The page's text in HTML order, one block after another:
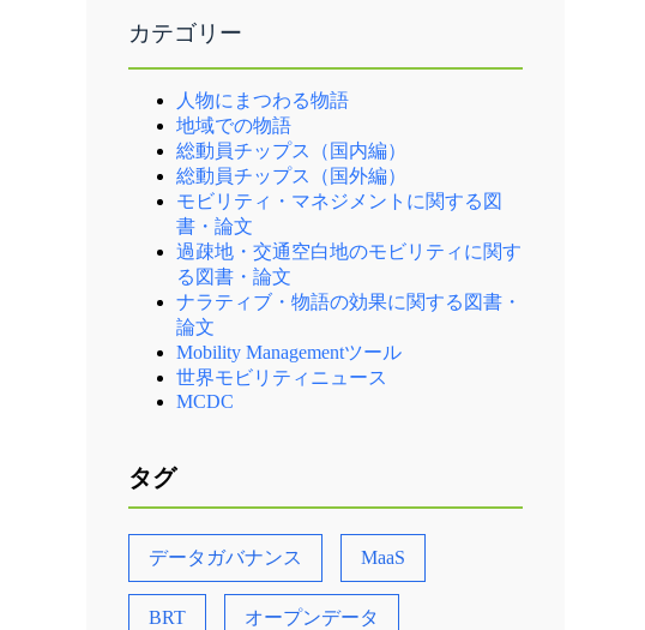
カテゴリー
人物にまつわる物語
地域での物語
総動員チップス（国内編）
総動員チップス（国外編）
モビリティ・マネジメントに関する図
書・論文
過疎地・交通空白地のモビリティに関す
る図書・論文
ナラティブ・物語の効果に関する図書・
論文
Mobility Managementツール
世界モビリティニュース
MCDC
タグ
データガバナンス MaaS
BRT オープンデータ